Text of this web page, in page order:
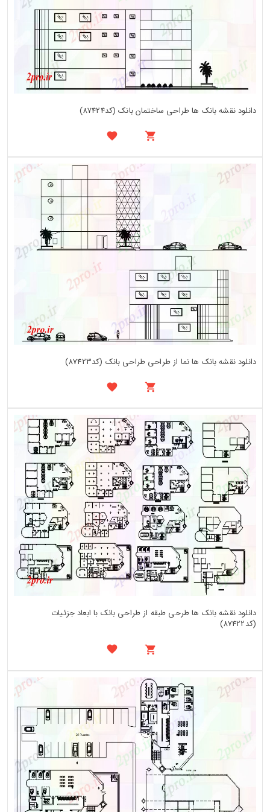
دانلود نقشه بانک ها طراحی ساختمان بانک (کد87424)
دانلود نقشه بانک ها نما از طراحی طراحی بانک (کد87423)
دانلود نقشه بانک ها طرحی طبقه از طراحی بانک با ابعاد جزئیات
(کد87422)